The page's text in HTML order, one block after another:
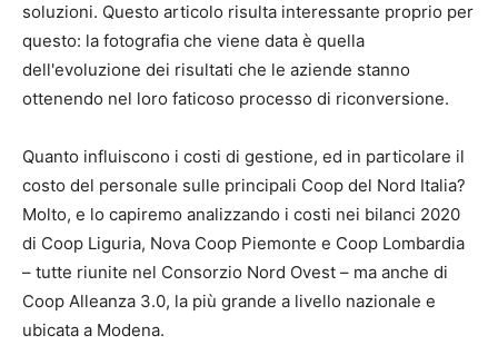
soluzioni. Questo articolo risulta interessante proprio per
questo: la fotografia che viene data è quella
dell'evoluzione dei risultati che le aziende stanno
ottenendo nel loro faticoso processo di riconversione.
Quanto influiscono i costi di gestione, ed in particolare il
costo del personale sulle principali Coop del Nord Italia?
Molto, e lo capiremo analizzando i costi nei bilanci 2020
di Coop Liguria, Nova Coop Piemonte e Coop Lombardia
– tutte riunite nel Consorzio Nord Ovest – ma anche di
Coop Alleanza 3.0, la più grande a livello nazionale e
ubicata a Modena.